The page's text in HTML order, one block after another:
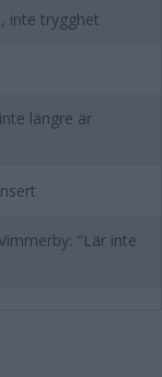
inte trygghet
längre är
"Lär inte